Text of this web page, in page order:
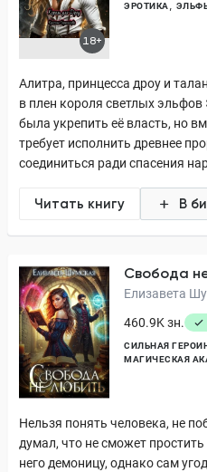
18+
ЭРОТИКА
Алитра, принцесса дроу и
в плен короля светлых
была укрепить её власть, но
требует исполнить древнее
соединиться ради спасения
Читать книгу В
Свобода
Елизавета
460.9K зн.
СИЛЬНАЯ
МАГИЧЕСКАЯ
Нельзя понять человека, не
думал, что не сможет
него демоницу, однако сам